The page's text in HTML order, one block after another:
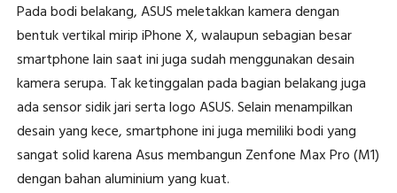
Pada bodi belakang, ASUS meletakkan kamera dengan
bentuk vertikal mirip iPhone X, walaupun sebagian besar
smartphone lain saat ini juga sudah menggunakan desain
kamera serupa. Tak ketinggalan pada bagian belakang juga
ada sensor sidik jari serta logo ASUS. Selain menampilkan
desain yang kece, smartphone ini juga memiliki bodi yang
sangat solid karena Asus membangun Zenfone Max Pro (M1)
dengan bahan aluminium yang kuat.